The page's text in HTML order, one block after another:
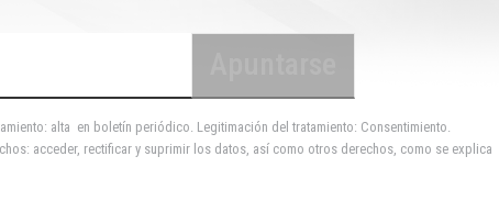
alta en boletín periódico. Legitimación del tratamiento: Consentimiento.
acceder, rectificar y suprimir los datos, así como otros derechos, como se explica